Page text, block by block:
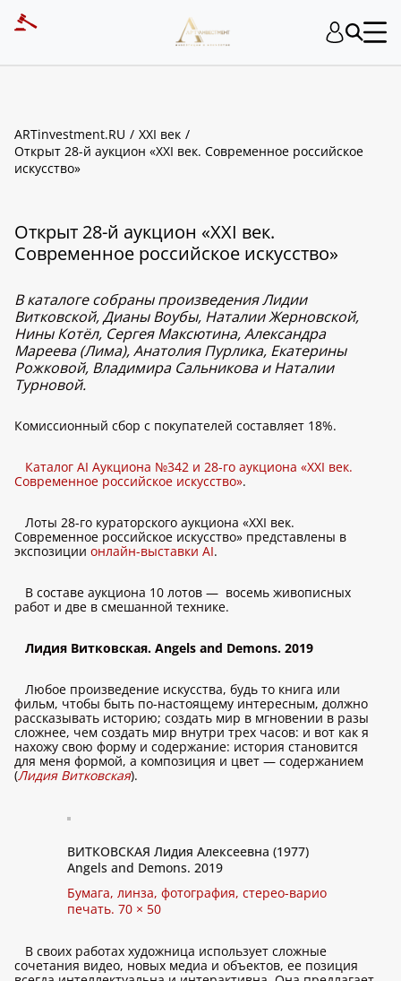
ARTinvestment.RU
XXI век
Открыт 28-й аукцион «XXI век. Современное российское
искусство»
Открыт 28-й аукцион «XXI век.
Современное российское искусство»
В каталоге собраны произведения Лидии
Витковской, Дианы Воубы, Наталии Жерновской,
Нины Котёл, Сергея Максютина, Александра
Мареева (Лима), Анатолия Пурлика, Екатерины
Рожковой, Владимира Сальникова и Наталии
Турновой.
Комиссионный сбор с покупателей составляет 18%.
Каталог AI Аукциона №342 и 28-го аукциона «XXI век.
Современное российское искусство».
Лоты 28-го кураторского аукциона «XXI век.
Современное российское искусство» представлены в
экспозиции онлайн-выставки AI.
В составе аукциона 10 лотов — восемь живописных
работ и две в смешанной технике.
Лидия Витковская. Angels and Demons. 2019
Любое произведение искусства, будь то книга или
фильм, чтобы быть по-настоящему интересным, должно
рассказывать историю; создать мир в мгновении в разы
сложнее, чем создать мир внутри трех часов: и вот как я
нахожу свою форму и содержание: история становится
для меня формой, а композиция и цвет — содержанием
(Лидия Витковская).
ВИТКОВСКАЯ Лидия Алексеевна (1977)
Angels and Demons. 2019
Бумага, линза, фотография, стерео-варио
печать. 70 × 50
В своих работах художница использует сложные
сочетания видео, новых медиа и объектов, ее позиция